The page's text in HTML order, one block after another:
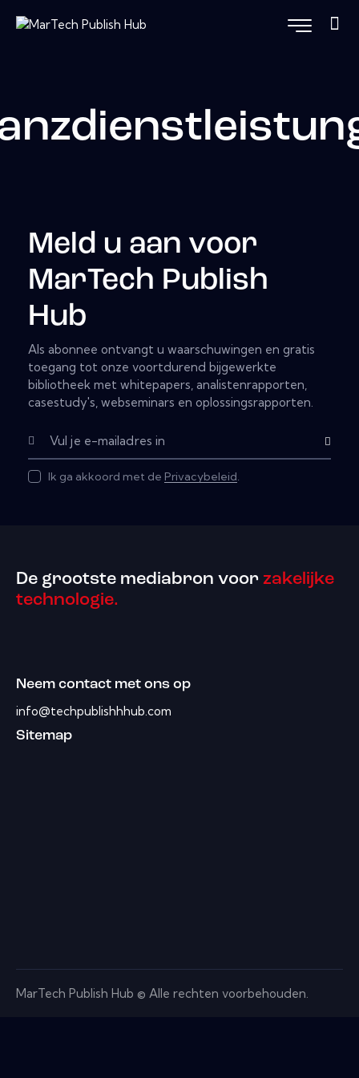
Meld u aan voor
MarTech Publish
Hub
Als abonnee ontvangt u waarschuwingen en gratis
toegang tot onze voortdurend bijgewerkte
bibliotheek met whitepapers, analistenrapporten,
casestudy's, webseminars en oplossingsrapporten.
Subscribe
Ik ga akkoord met de Privacybeleid.
De grootste mediabron voor zakelijke
technologie.
Neem contact met ons op
info@techpublishhhub.com
Sitemap
MarTech Publish Hub © Alle rechten voorbehouden.